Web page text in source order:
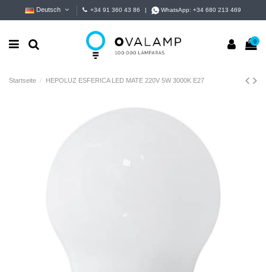
Deutsch +34 91 360 43 86 WhatsApp:+34 680 213 469
0
Startseite HEPOLUZ ESFERICA LED MATE 220V 5W 3000K E27